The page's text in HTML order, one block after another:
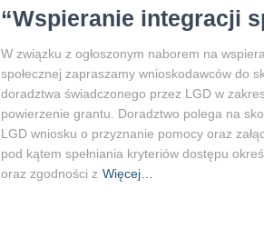
“Wspieranie integracji
W związku z ogłoszonym naborem na
społecznej zapraszamy wnioskodawców do
doradztwa świadczonego przez LGD w
powierzenie grantu. Doradztwo polega na
LGD wniosku o przyznanie pomocy oraz
pod kątem spełniania kryteriów dostępu
oraz zgodności z Więcej…